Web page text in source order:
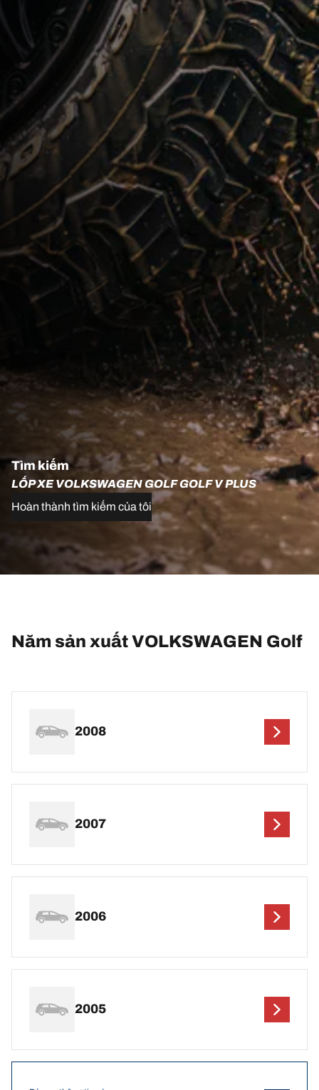
Tìm kiếm
LỐP XE VOLKSWAGEN GOLF GOLF V PLUS
Hoàn thành tìm kiếm của tôi
Năm sản xuất VOLKSWAGEN Golf
2008
2007
2006
2005